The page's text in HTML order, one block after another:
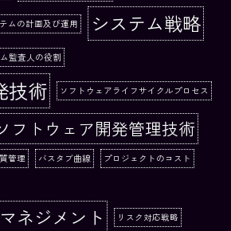
ムの計画及び運用 システム戦略
監査人の役割
技術 ソフトウェアライフサイクルプロセス
フトウェア開発管理技術
管理 バスタブ曲線 プロジェクトのコスト
ネジメント リスク対応戦略